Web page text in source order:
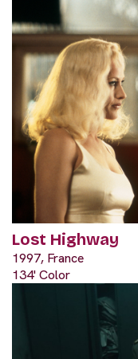
Lost Highway
1997, France
134' Color